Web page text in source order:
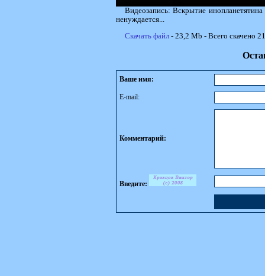
Видеозапись: Вскрытие
ненуждается...
Скачать файл - 23,2 Mb - Всего скачено
Ваше имя:
E-mail:
Комментарий:
Введите: